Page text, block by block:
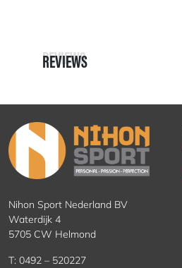
REVIEWS
REVIEWS
Nihon Sport Nederland BV
Waterdijk 4
5705 CW Helmond
T: 0492 – 520227